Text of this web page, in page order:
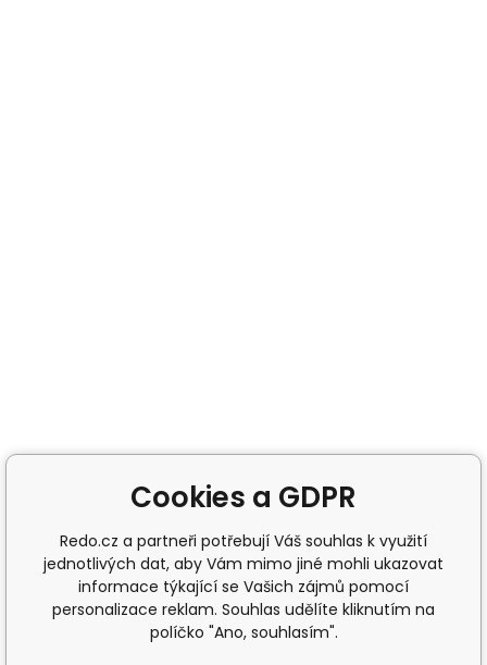
Cookies a GDPR
Redo.cz a partneři potřebují Váš souhlas k využití
jednotlivých dat, aby Vám mimo jiné mohli ukazovat
informace týkající se Vašich zájmů pomocí
personalizace reklam. Souhlas udělíte kliknutím na
políčko "Ano, souhlasím".